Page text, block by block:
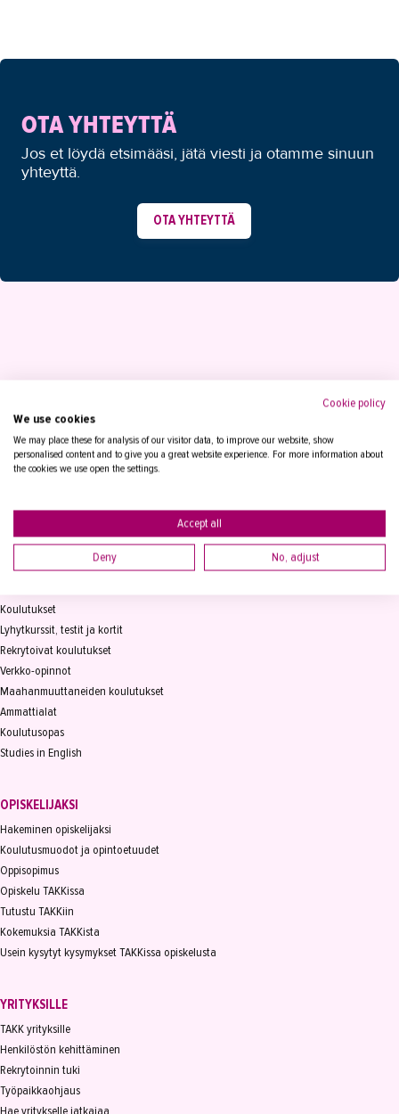
OTA YHTEYTTÄ
Jos et löydä etsimääsi, jätä viesti ja otamme sinuun
yhteyttä.
OTA YHTEYTTÄ
Tampereen Aikuiskoulutuskeskus
PL 15, 33821 Tampere
Vaihde03 2361 111
Koulutukset
Lyhytkurssit, testit ja kortit
Rekrytoivat koulutukset
Verkko-opinnot
Maahanmuuttaneiden koulutukset
Ammattialat
Koulutusopas
Studies in English
OPISKELIJAKSI
Hakeminen opiskelijaksi
Koulutusmuodot ja opintoetuudet
Oppisopimus
Opiskelu TAKKissa
Tutustu TAKKiin
Kokemuksia TAKKista
Usein kysytyt kysymykset TAKKissa opiskelusta
YRITYKSILLE
TAKK yrityksille
Henkilöstön kehittäminen
Rekrytoinnin tuki
Työpaikkaohjaus
Hae yritykselle jatkajaa
Cookie policy
We use cookies
We may place these for analysis of our visitor data, to improve our website, show
personalised content and to give you a great website experience. For more information about
the cookies we use open the settings.
Accept all
Deny No, adjust